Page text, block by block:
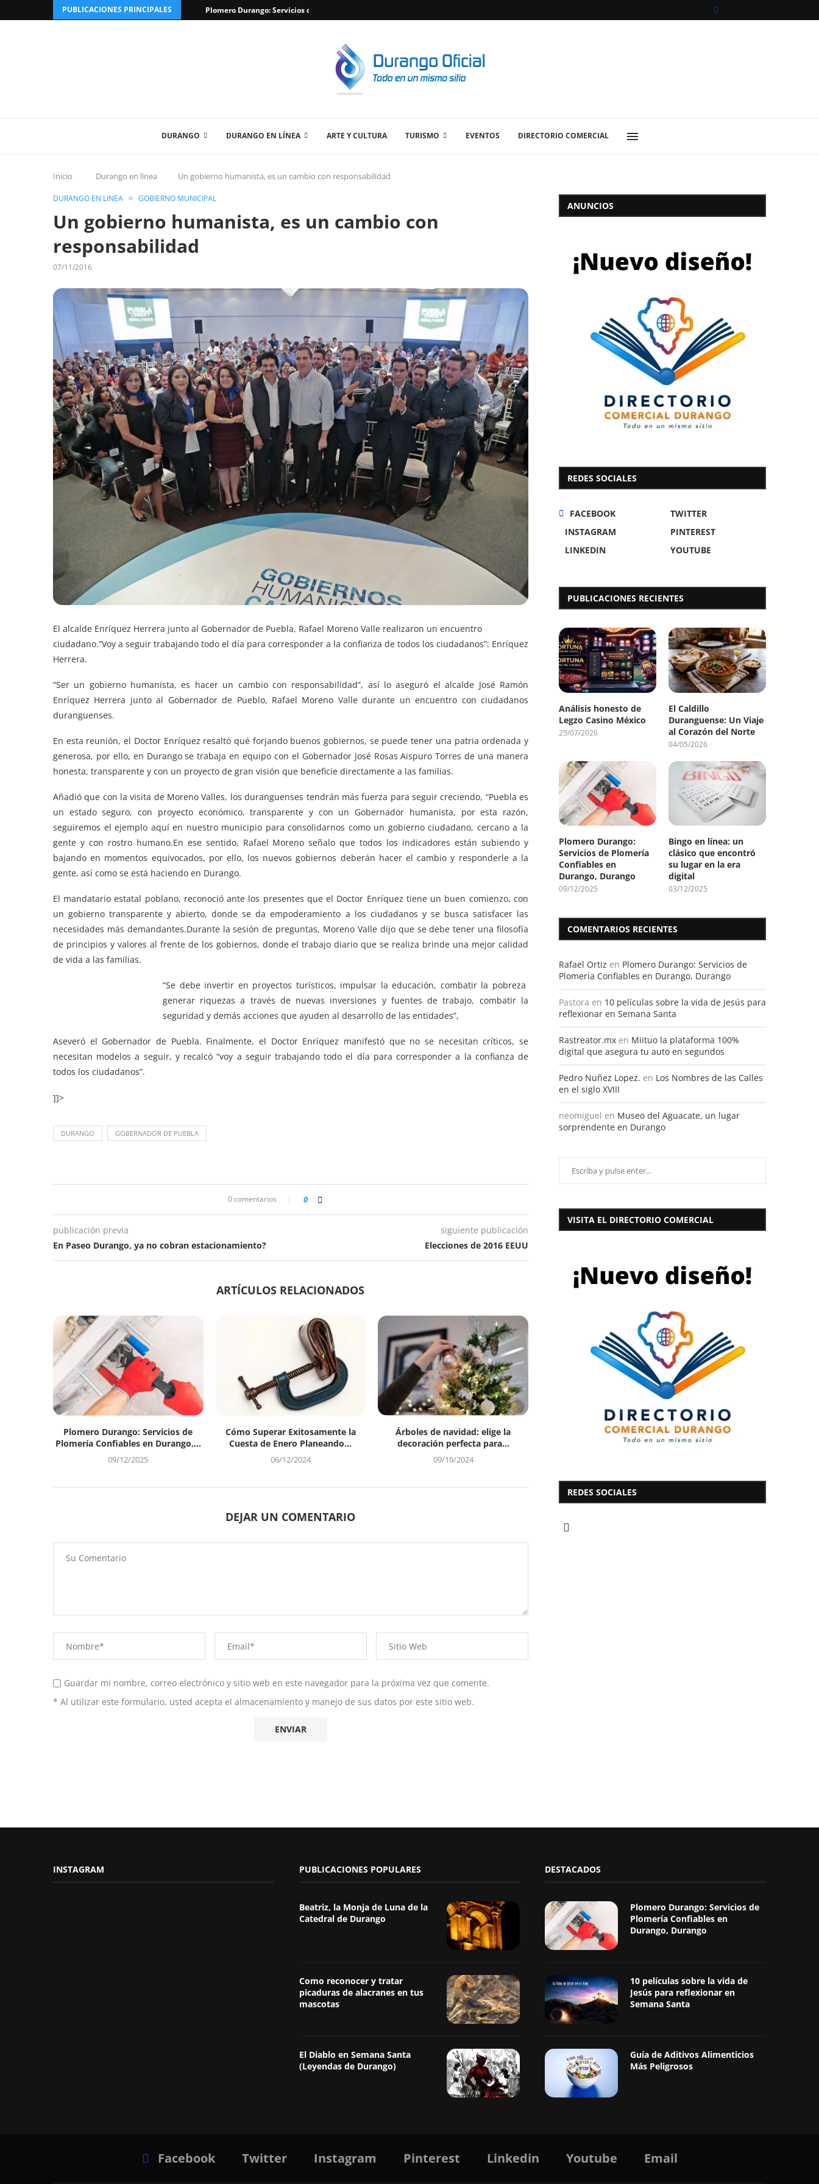
PUBLICACIONES PRINCIPALES Plomero Durango: Servicios de Plomería Confiables en Durango,...
DURANGO DURANGO EN LÍNEA ARTE Y CULTURA TURISMO EVENTOS DIRECTORIO COMERCIAL
Inicio Durango en línea Un gobierno humanista, es un cambio con responsabilidad
DURANGO EN LÍNEA GOBIERNO MUNICIPAL
Un gobierno humanista, es un cambio con
responsabilidad
07/11/2016
El alcalde Enríquez Herrera junto al Gobernador de Puebla, Rafael Moreno Valle realizaron un encuentro
ciudadano.”Voy a seguir trabajando todo el día para corresponder a la confianza de todos los ciudadanos”: Enríquez
Herrera.
“Ser un gobierno humanista, es hacer un cambio con responsabilidad”, así lo aseguró el alcalde José Ramón
Enríquez Herrera junto al Gobernador de Pueblo, Rafael Moreno Valle durante un encuentro con ciudadanos
duranguenses.
En esta reunión, el Doctor Enríquez resaltó qué forjando buenos gobiernos, se puede tener una patria ordenada y
generosa, por ello, en Durango se trabaja en equipo con el Gobernador José Rosas Aispuro Torres de una manera
honesta, transparente y con un proyecto de gran visión que beneficie directamente a las familias.
Añadió que con la visita de Moreno Valles, los duranguenses tendrán más fuerza para seguir creciendo, “Puebla es
un estado seguro, con proyecto económico, transparente y con un Gobernador humanista, por esta razón,
seguiremos el ejemplo aquí en nuestro municipio para consolidarnos como un gobierno ciudadano, cercano a la
gente y con rostro humano.En ese sentido, Rafael Moreno señalo que todos los indicadores están subiendo y
bajando en momentos equivocados, por ello, los nuevos gobiernos deberán hacer el cambio y responderle a la
gente, así como se está haciendo en Durango.
El mandatario estatal poblano, reconoció ante los presentes que el Doctor Enríquez tiene un buen comienzo, con
un gobierno transparente y abierto, donde se da empoderamiento a los ciudadanos y se busca satisfacer las
necesidades más demandantes.Durante la sesión de preguntas, Moreno Valle dijo que se debe tener una filosofía
de principios y valores al frente de los gobiernos, donde el trabajo diario que se realiza brinde una mejor calidad
de vida a las familias.
“Se debe invertir en proyectos turísticos, impulsar la educación, combatir la pobreza
generar riquezas a través de nuevas inversiones y fuentes de trabajo, combatir la
seguridad y demás acciones que ayuden al desarrollo de las entidades”,
Aseveró el Gobernador de Puebla. Finalmente, el Doctor Enríquez manifestó que no se necesitan críticos, se
necesitan modelos a seguir, y recalcó “voy a seguir trabajando todo el día para corresponder a la confianza de
todos los ciudadanos”.
]]>
DURANGO GOBERNADOR DE PUEBLA
0 comentarios 0
publicación previa
En Paseo Durango, ya no cobran estacionamiento?
siguiente publicación
Elecciones de 2016 EEUU
ARTÍCULOS RELACIONADOS
Plomero Durango: Servicios de
Plomería Confiables en Durango,...
09/12/2025
Cómo Superar Exitosamente la
Cuesta de Enero Planeando...
06/12/2024
Árboles de navidad: elige la
decoración perfecta para...
09/10/2024
DEJAR UN COMENTARIO
Guardar mi nombre, correo electrónico y sitio web en este navegador para la próxima vez que comente.
* Al utilizar este formulario, usted acepta el almacenamiento y manejo de sus datos por este sitio web.
ANUNCIOS
REDES SOCIALES
FACEBOOK
TWITTER
INSTAGRAM
PINTEREST
LINKEDIN
YOUTUBE
PUBLICACIONES RECIENTES
Análisis honesto de
Legzo Casino México
25/07/2026
El Caldillo
Duranguense: Un Viaje
al Corazón del Norte
04/05/2026
Plomero Durango:
Servicios de Plomería
Confiables en
Durango, Durango
09/12/2025
Bingo en línea: un
clásico que encontró
su lugar en la era
digital
03/12/2025
COMENTARIOS RECIENTES
Rafael Ortiz en Plomero Durango: Servicios de
Plomería Confiables en Durango, Durango
Pastora en 10 películas sobre la vida de Jesús para
reflexionar en Semana Santa
Rastreator.mx en Miituo la plataforma 100%
digital que asegura tu auto en segundos
Pedro Nuñez Lopez. en Los Nombres de las Calles
en el siglo XVIII
neomiguel en Museo del Aguacate, un lugar
sorprendente en Durango
VISITA EL DIRECTORIO COMERCIAL
REDES SOCIALES
INSTAGRAM PUBLICACIONES POPULARES
Beatriz, la Monja de Luna de la
Catedral de Durango
Como reconocer y tratar
picaduras de alacranes en tus
mascotas
El Diablo en Semana Santa
(Leyendas de Durango)
DESTACADOS
Plomero Durango: Servicios de
Plomería Confiables en
Durango, Durango
10 películas sobre la vida de
Jesús para reflexionar en
Semana Santa
Guía de Aditivos Alimenticios
Más Peligrosos
Facebook Twitter Instagram Pinterest Linkedin Youtube Email